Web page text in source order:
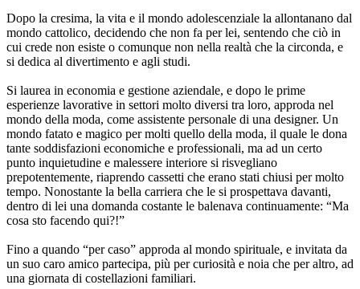
Dopo la cresima, la vita e il mondo adolescenziale la allontanano dal
mondo cattolico, decidendo che non fa per lei, sentendo che ciò in
cui crede non esiste o comunque non nella realtà che la circonda, e
si dedica al divertimento e agli studi.
Si laurea in economia e gestione aziendale, e dopo le prime
esperienze lavorative in settori molto diversi tra loro, approda nel
mondo della moda, come assistente personale di una designer. Un
mondo fatato e magico per molti quello della moda, il quale le dona
tante soddisfazioni economiche e professionali, ma ad un certo
punto inquietudine e malessere interiore si risvegliano
prepotentemente, riaprendo cassetti che erano stati chiusi per molto
tempo. Nonostante la bella carriera che le si prospettava davanti,
dentro di lei una domanda costante le balenava continuamente: “Ma
cosa sto facendo qui?!”
Fino a quando “per caso” approda al mondo spirituale, e invitata da
un suo caro amico partecipa, più per curiosità e noia che per altro, ad
una giornata di costellazioni familiari.